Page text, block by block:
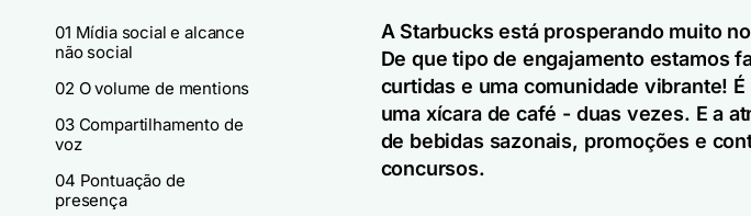
01 Mídia social e alcance
não social
02 O volume de mentions
03 Compartilhamento de
voz
04 Pontuação de
presença
A Starbucks está prosperando muito
De que tipo de engajamento estamos
curtidas e uma comunidade vibrante!
uma xícara de café - duas vezes. E a
de bebidas sazonais, promoções e
concursos.